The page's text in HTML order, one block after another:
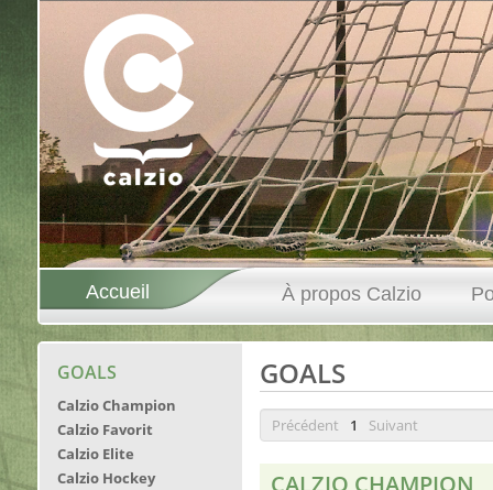
Accueil À propos Calzio
GOALS
Calzio Champion
Calzio Favorit
Calzio Elite
Calzio Hockey
GOALS
Précédent 1 Suivant
CALZIO CHAMPION